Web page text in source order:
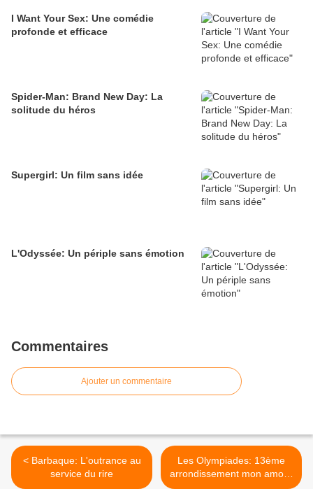
I Want Your Sex: Une comédie
profonde et efficace
Spider-Man: Brand New Day: La
solitude du héros
Supergirl: Un film sans idée
L'Odyssée: Un périple sans émotion
Commentaires
Ajouter un commentaire
< Barbaque: L'outrance au
service du rire
Les Olympiades: 13ème
arrondissement mon amour